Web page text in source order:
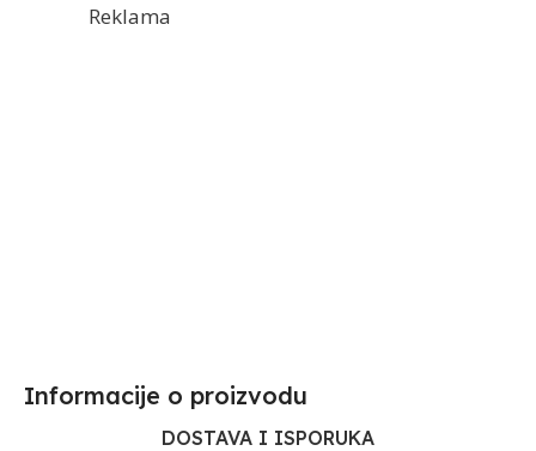
Reklama
Informacije o proizvodu​
DOSTAVA I ISPORUKA